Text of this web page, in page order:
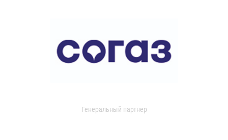
Генеральный партнер